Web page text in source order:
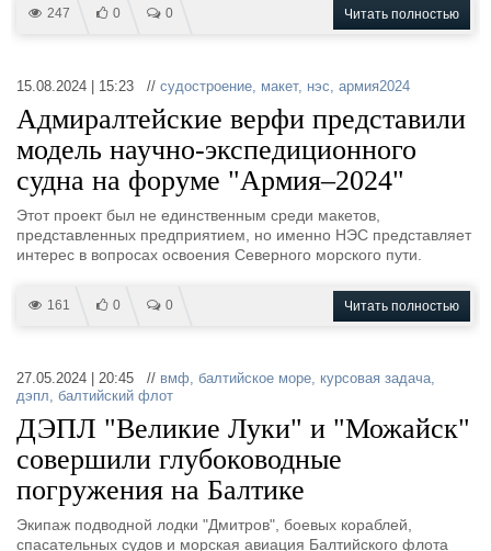
247 0 0 Читать полностью
15.08.2024 | 15:23 // судостроение, макет, нэс, армия2024
Адмиралтейские верфи представили
модель научно-экспедиционного
судна на форуме "Армия–2024"
Этот проект был не единственным среди макетов,
представленных предприятием, но именно НЭС представляет
интерес в вопросах освоения Северного морского пути.
161 0 0 Читать полностью
27.05.2024 | 20:45 // вмф, балтийское море, курсовая задача,
дэпл, балтийский флот
ДЭПЛ "Великие Луки" и "Можайск"
совершили глубоководные
погружения на Балтике
Экипаж подводной лодки "Дмитров", боевых кораблей,
спасательных судов и морская авиация Балтийского флота